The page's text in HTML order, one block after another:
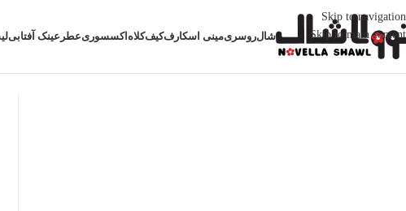
Skip to navigation
Skip to main content
شالروسریمینی اسکارفکیفکلاه اکسسوریعطر عینک آفتابی